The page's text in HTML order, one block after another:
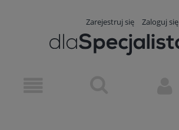
Zarejestruj się Zaloguj się